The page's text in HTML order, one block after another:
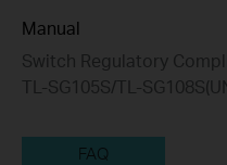
Manual
Switch Regulatory
TL-SG105S/TL-
FAQ